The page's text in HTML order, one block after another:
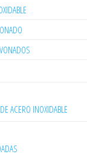
ACERO INOXIDABLE